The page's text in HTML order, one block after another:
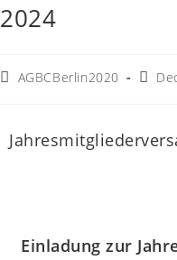
2024
AGBCBerlin2020
Einladung zur